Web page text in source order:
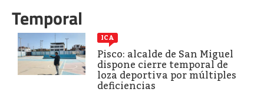
Temporal
ICA
Pisco: alcalde de San Miguel
dispone cierre temporal de
loza deportiva por múltiples
deficiencias